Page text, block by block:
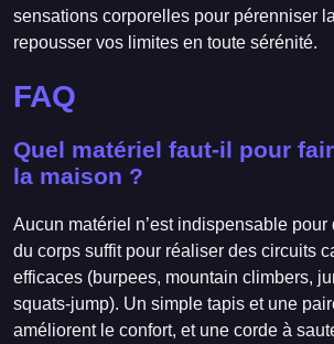
sensations corporelles pour pérenniser
repousser vos limites en toute sérénité.
FAQ
Quel matériel faut-il pour
la maison ?
Aucun matériel n’est indispensable pour
du corps suffit pour réaliser des circuits
efficaces (burpees, mountain climbers,
squats-jump). Un simple tapis et une
améliorent le confort, et une corde à